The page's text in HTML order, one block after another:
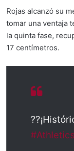
Rojas alcanzó su
tomar una ventaja
la quinta fase,
17 centímetros.
#Athletics